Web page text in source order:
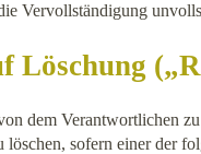
Vervollständigung
Löschung
dem Verantwortlichen
löschen, sofern einer der